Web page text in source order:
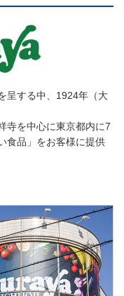
呈する中、1924年（大
寺を中心に東京都内に7
食品」をお客様に提供